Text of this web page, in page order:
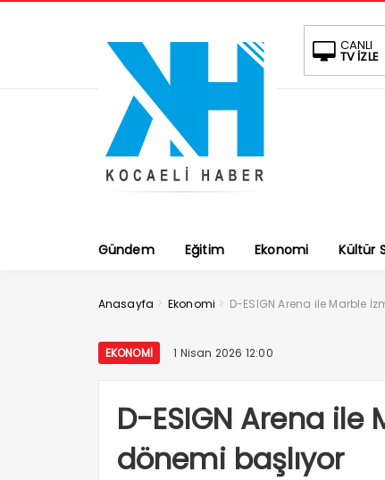
CANLI
TV İZLE
Gündem Eğitim Ekonomi Kültür
Anasayfa > Ekonomi > D-ESIGN Arena ile Marble
EKONOMI 1 Nisan 2026 12:00
D-ESIGN Arena
dönemi başlıyor